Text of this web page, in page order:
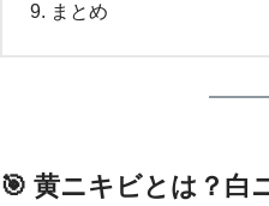
まとめ
🎯 黄ニキビとは？白